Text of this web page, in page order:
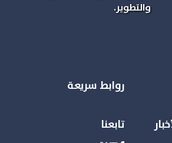
والتطوير.
روابط سريعة
تابعنا